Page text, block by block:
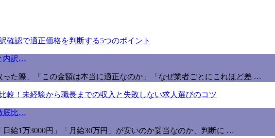
内訳…
た際、「この金額は本当に適正なのか」「なぜ業者ごとにこれほど差 …
底比…
給1万3000円」「月給30万円」が安いのか妥当なのか、判断に …